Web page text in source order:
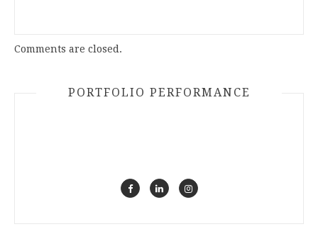
Comments are closed.
PORTFOLIO PERFORMANCE